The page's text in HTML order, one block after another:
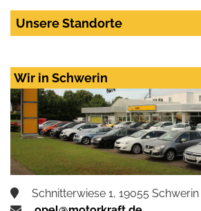
Unsere Standorte
Wir in Schwerin
Schnitterwiese 1, 19055 Schwerin